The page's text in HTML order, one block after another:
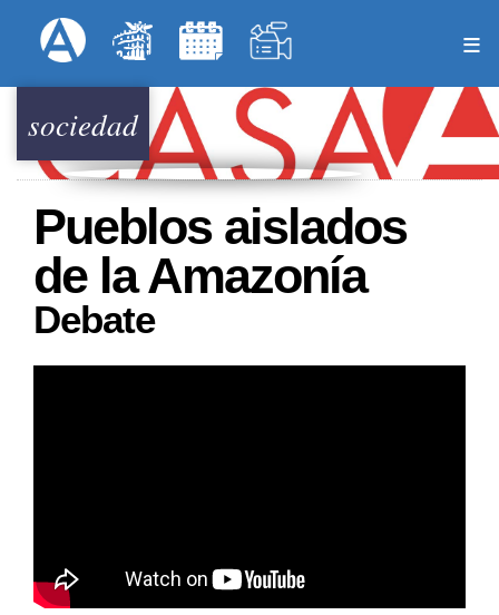
al
principal
Menú Superior
sociedad
Pueblos aislados
de la Amazonía
Debate